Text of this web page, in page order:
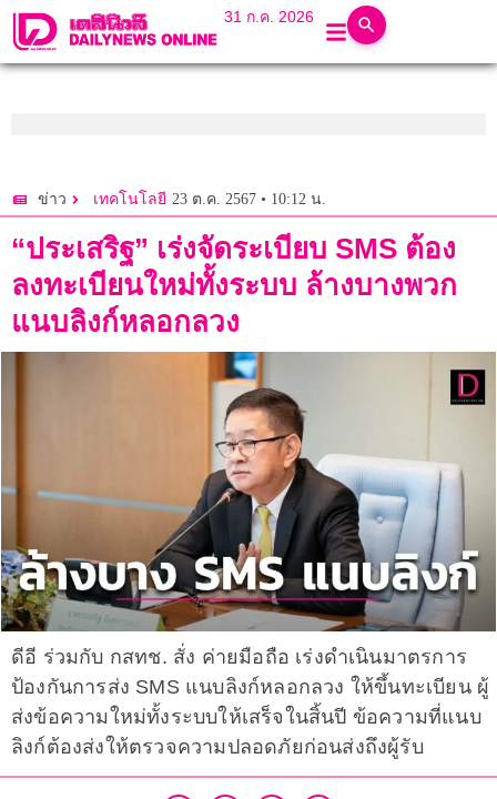
31 ก.ค. 2026
ข่าว เทคโนโลยี 23 ต.ค. 2567 • 10:12 น.
“ประเสริฐ” เร่งจัดระเบียบ SMS ต้อง
ลงทะเบียนใหม่ทั้งระบบ ล้างบางพวก
แนบลิงก์หลอกลวง
ดีอี ร่วมกับ กสทช. สั่ง ค่ายมือถือ เร่งดำเนินมาตรการ
ป้องกันการส่ง SMS แนบลิงก์หลอกลวง ให้ขึ้นทะเบียน ผู้
ส่งข้อความใหม่ทั้งระบบให้เสร็จในสิ้นปี ข้อความที่แนบ
ลิงก์ต้องส่งให้ตรวจความปลอดภัยก่อนส่งถึงผู้รับ